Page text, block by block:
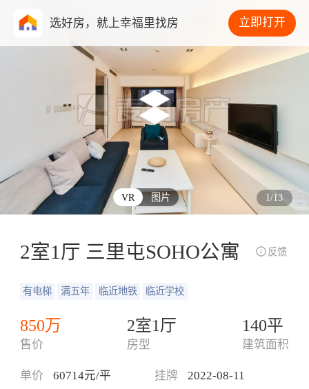
选好房，就上幸福里找房 立即打开
VR 图片 1/13
2室1厅 三里屯SOHO公寓 反馈
有电梯 满五年 临近地铁 临近学校
850万
售价
2室1厅
房型
140平
建筑面积
单价 60714元/平 挂牌
2022-08-11